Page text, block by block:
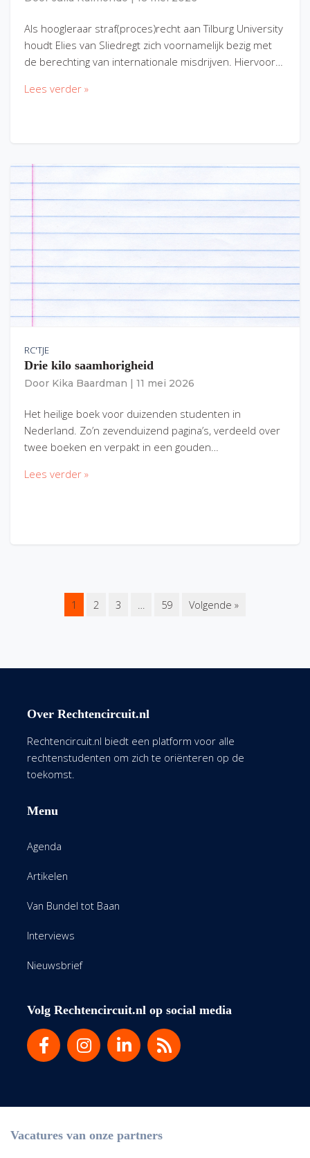
Als hoogleraar straf(proces)recht aan Tilburg University
houdt Elies van Sliedregt zich voornamelijk bezig met
de berechting van internationale misdrijven. Hiervoor…
Lees verder »
RC'TJE
Drie kilo saamhorigheid
Door Kika Baardman 11 mei 2026
Het heilige boek voor duizenden studenten in
Nederland. Zo’n zevenduizend pagina’s, verdeeld over
twee boeken en verpakt in een gouden…
Lees verder »
1 2 3 … 59 Volgende »
Over Rechtencircuit.nl
Rechtencircuit.nl biedt een platform voor alle
rechtenstudenten om zich te oriënteren op de
toekomst.
Menu
Agenda
Artikelen
Van Bundel tot Baan
Interviews
Nieuwsbrief
Volg Rechtencircuit.nl op social media
Vacatures van onze partners